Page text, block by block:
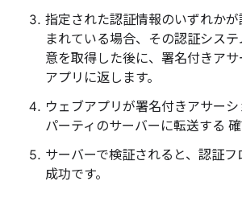
指定された認証情報のいずれか
まれている場合、その認証シス
意を取得した後に、署名付きア
アプリに返します。
ウェブアプリが署名付きアサー
パーティのサーバーに転送する 確
サーバーで検証されると、認証フ
成功です。